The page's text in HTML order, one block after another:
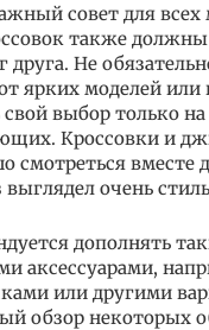
совет для
также
друга. Не
ярких моделей или
свой выбор только
Кроссовки и
смотреться вместе
выглядел очень
дополнять
аксессуарами,
или другими
обзор некоторых